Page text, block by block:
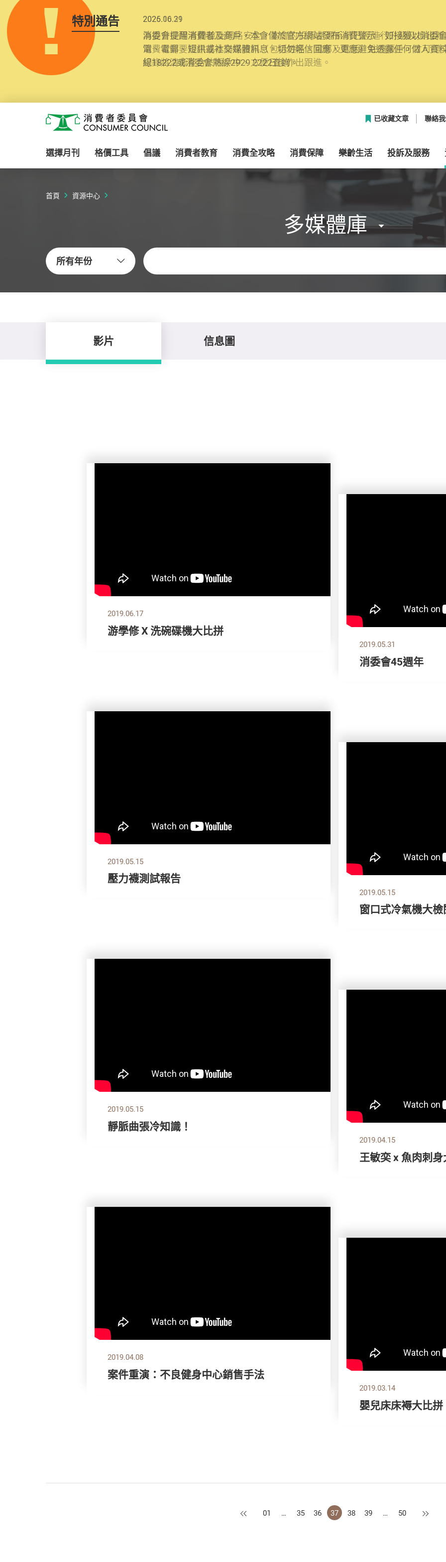
特別通告 2025.10.31
為提升使用者體驗及網絡安全，本會的投訴處理系統已經進行升級及推出
消費者需要提供基本聯絡資料（包括姓名、電郵及電話）註冊帳戶，才可提
紀錄將清晰整合於帳戶中，方便日後作出跟進。
消費者委員會
已收藏文章 聯絡
選擇月刊 格價工具 倡議 消費者教育 消費全攻略 消費保障 樂齡生活 投訴及服務
首頁 資源中心
多媒體庫
所有年份
關鍵字
影片 信息圖
2019.06.17
游學修 X 洗碗碟機大比拼
2019.05.31
消委會45週年
2019.05.15
壓力襪測試報告
2019.05.15
窗口式冷氣機大檢
2019.05.15
靜脈曲張冷知識！
2019.04.15
王敏奕 x 魚肉刺
2019.04.08
案件重演：不良健身中心銷售手法
2019.03.14
嬰兒床床褥大比拼
上一頁
01 … 35 36 37 38 39 … 50 下一頁